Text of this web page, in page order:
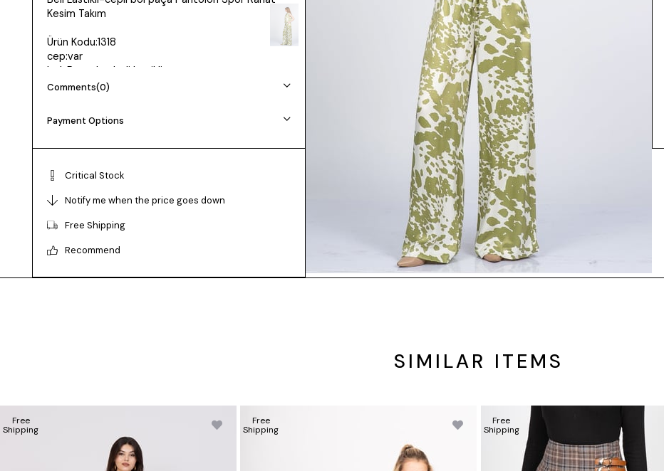
Kesim Takım
Ürün Kodu:1318
cep:var
bel: Pantolon beli lastikli
Uzunluk:yelek 48cm pantolon 110cm paça 35cm
Manken 36 Beden Boy: 165 cm Kilo: 55
gösterebilir.
Daha rahat kalıp isteyenler bir beden büyük tercih
edebilir.
Comments(0)
Payment Options
Critical Stock
Notify me when the price goes down
Free Shipping
Recommend
SIMILAR ITEMS
Free
Shipping
Free
Shipping
Free
Shipping